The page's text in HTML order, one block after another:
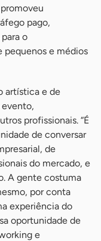
pago,
o
e médios
artística e de
profissionais. “É
de conversar
de
do mercado, e
A gente costuma
por conta
experiência do
oportunidade de
e